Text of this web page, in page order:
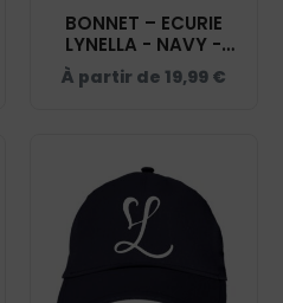
BONNET – ECURIE
LYNELLA - NAVY -
BF045
À partir de 19,99 €